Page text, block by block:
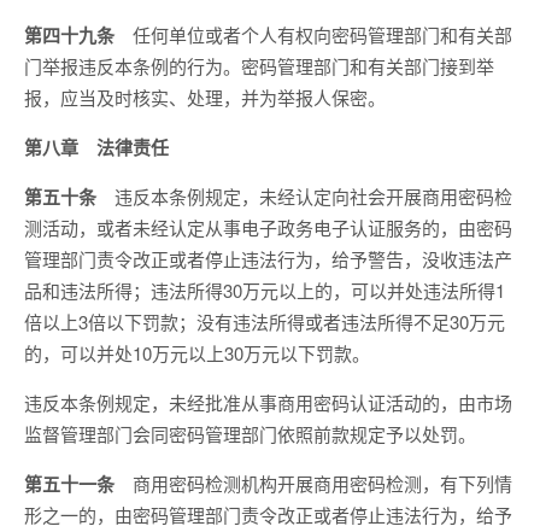
第四十九条 任何单位或者个人有权向密码管理部门和有关部
门举报违反本条例的行为。密码管理部门和有关部门接到举
报，应当及时核实、处理，并为举报人保密。
第八章 法律责任
第五十条 违反本条例规定，未经认定向社会开展商用密码检
测活动，或者未经认定从事电子政务电子认证服务的，由密码
管理部门责令改正或者停止违法行为，给予警告，没收违法产
品和违法所得；违法所得30万元以上的，可以并处违法所得1
倍以上3倍以下罚款；没有违法所得或者违法所得不足30万元
的，可以并处10万元以上30万元以下罚款。
违反本条例规定，未经批准从事商用密码认证活动的，由市场
监督管理部门会同密码管理部门依照前款规定予以处罚。
第五十一条 商用密码检测机构开展商用密码检测，有下列情
形之一的，由密码管理部门责令改正或者停止违法行为，给予